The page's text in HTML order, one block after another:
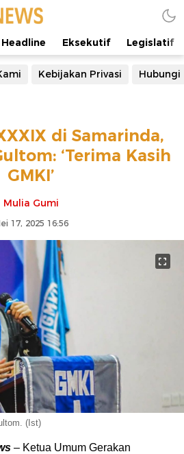
Headline Eksekutif Legislatif
Kebijakan Privasi Hubungi
di Samarinda,
‘Terima Kasih
GMKI’
Mulia Gumi
17, 2025 16:56
(Ist)
– Ketua Umum Gerakan